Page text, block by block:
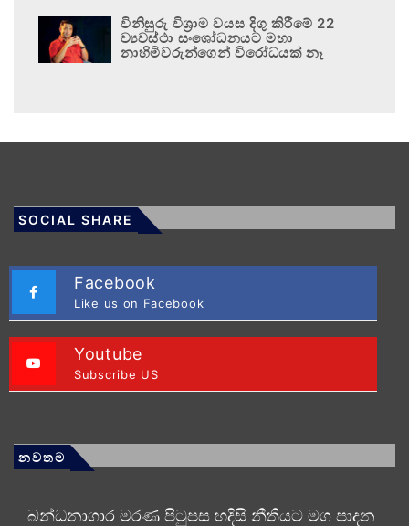
විනිසුරු විශ්‍රාම වයස දිගු කිරීමේ 22
ව්‍යවස්ථා සංශෝධනයට මහා
නාහිමිවරුන්ගෙන් විරෝධයක් නෑ
SOCIAL SHARE
Facebook
Like us on Facebook
Youtube
Subscribe US
නවතම
බන්ධනාගාර මරණ පිටුපස හදිසි නීතියට මග පාදන